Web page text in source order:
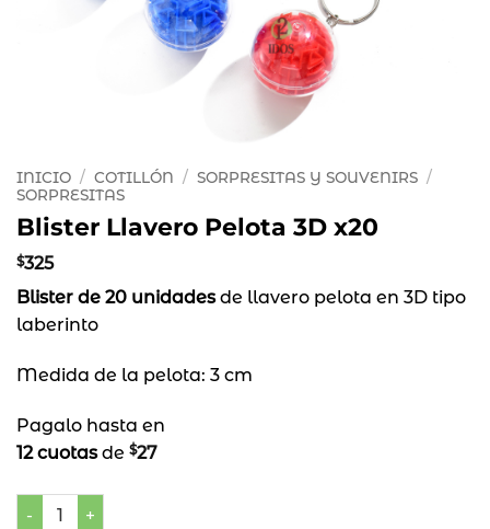
INICIO / COTILLÓN / SORPRESITAS Y SOUVENIRS /
SORPRESITAS
Blister Llavero Pelota 3D x20
$325
Blister de 20 unidadesde llavero pelota en 3D tipo
laberinto
Medida de la pelota: 3 cm
Pagalo hasta en
12 cuotasde $27
Blister Llavero Pelota 3D x20 cantidad